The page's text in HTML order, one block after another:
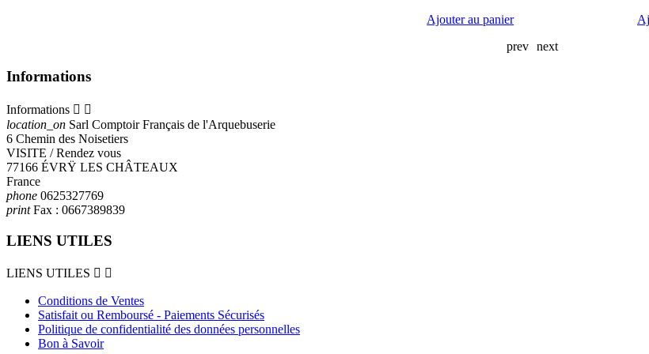
Ajouter au panier
prev next
Informations
Informations  
location_on Sarl Comptoir Français de l'Arquebuserie
6 Chemin des Noisetiers
VISITE / Rendez vous
77166 ÉVRŸ LES CHÂTEAUX
France
phone 0625327769
printFax : 0667389839
LIENS UTILES
LIENS UTILES  
Conditions de Ventes
Satisfait ou Remboursé - Paiements Sécurisés
Politique de confidentialité des données personnelles
Bon à Savoir